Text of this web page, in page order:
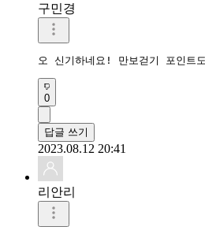
구민경
오 신기하네요! 만보걷기 포인트
0
답글 쓰기
2023.08.12 20:41
리안리